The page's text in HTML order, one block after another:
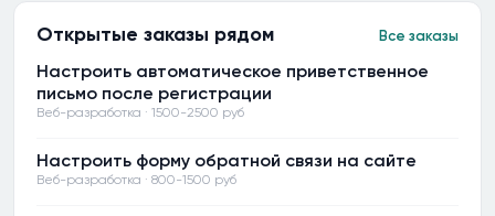
Открытые заказы рядом Все заказы
Настроить автоматическое приветственное
письмо после регистрации
Веб-разработка · 1500-2500 руб
Настроить форму обратной связи на сайте
Веб-разработка · 800-1500 руб